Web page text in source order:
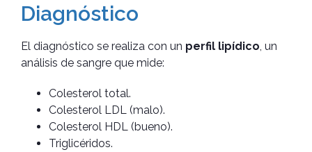
Diagnóstico
El diagnóstico se realiza con un perfil lipídico , un
análisis de sangre que mide:
Colesterol total.
Colesterol LDL (malo).
Colesterol HDL (bueno).
Triglicéridos.